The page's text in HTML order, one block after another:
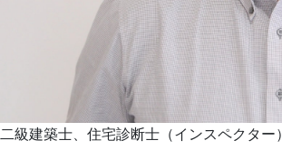
二級建築士、住宅診断士（インスペクター）